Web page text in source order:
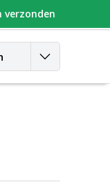
Inloggen
verzonden